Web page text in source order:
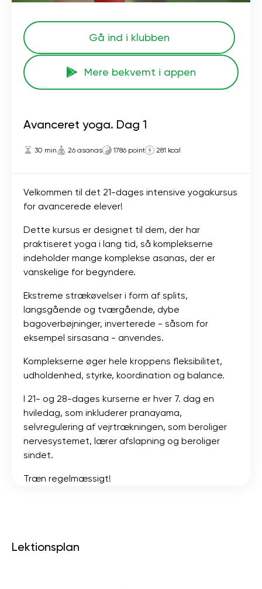
Gå ind i klubben
Mere bekvemt i appen
Avanceret yoga. Dag 1
30 min 26 asanas 1786 point 281 kcal
Velkommen til det 21-dages intensive yogakursus
for avancerede elever!
Dette kursus er designet til dem, der har
praktiseret yoga i lang tid, så komplekserne
indeholder mange komplekse asanas, der er
vanskelige for begyndere.
Ekstreme strækøvelser i form af splits,
langsgående og tværgående, dybe
bagoverbøjninger, inverterede - såsom for
eksempel sirsasana - anvendes.
Komplekserne øger hele kroppens fleksibilitet,
udholdenhed, styrke, koordination og balance.
I 21- og 28-dages kurserne er hver 7. dag en
hviledag, som inkluderer pranayama,
selvregulering af vejrtrækningen, som beroliger
nervesystemet, lærer afslapning og beroliger
sindet.
Træn regelmæssigt!
Lektionsplan